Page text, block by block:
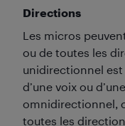
Directions
Les micros
ou de toutes les
unidirectionnel est
d’une voix ou
omnidirectionnel,
toutes les